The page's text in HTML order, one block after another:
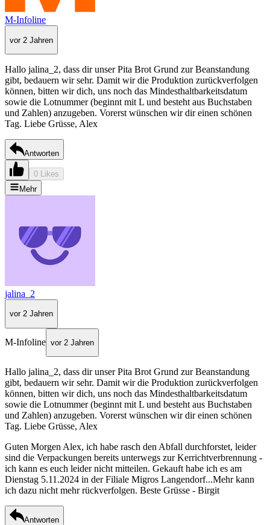
M-Infoline
vor 2 Jahren
Hallo jalina_2, dass dir unser Pita Brot Grund zur Beanstandung
gibt, bedauern wir sehr. Damit wir die Produktion zurückverfolgen
können, bitten wir dich, uns noch das Mindesthaltbarkeitsdatum
sowie die Lotnummer (beginnt mit L und besteht aus Buchstaben
und Zahlen) anzugeben. Vorerst wünschen wir dir einen schönen
Tag. Liebe Grüsse, Alex
Antworten
0 Likes
Mehr
jalina_2
vor 2 Jahren
M-Infoline vor 2 Jahren
Hallo jalina_2, dass dir unser Pita Brot Grund zur Beanstandung
gibt, bedauern wir sehr. Damit wir die Produktion zurückverfolgen
können, bitten wir dich, uns noch das Mindesthaltbarkeitsdatum
sowie die Lotnummer (beginnt mit L und besteht aus Buchstaben
und Zahlen) anzugeben. Vorerst wünschen wir dir einen schönen
Tag. Liebe Grüsse, Alex
Guten Morgen Alex, ich habe rasch den Abfall durchforstet, leider
sind die Verpackungen bereits unterwegs zur Kerrichtverbrennung -
ich kann es euch leider nicht mitteilen. Gekauft habe ich es am
Dienstag 5.11.2024 in der Filiale Migros Langendorf...Mehr kann
ich dazu nicht mehr rückverfolgen. Beste Grüsse - Birgit
Antworten